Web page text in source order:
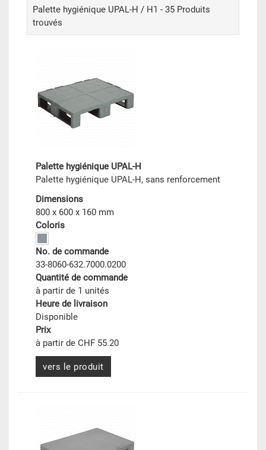
Palette hygiénique UPAL-H / H1 - 35 Produits
trouvés
Palette hygiénique UPAL-H
Palette hygiénique UPAL-H, sans renforcement
Dimensions
800 x 600 x 160 mm
Coloris
No. de commande
33-8060-632.7000.0200
Quantité de commande
à partir de 1 unités
Heure de livraison
Disponible
Prix
à partir de CHF 55.20
vers le produit